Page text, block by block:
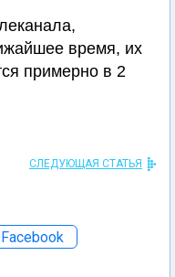
время, их
примерно в 2
СЛЕДУЮЩАЯ СТАТЬЯ
Facebook